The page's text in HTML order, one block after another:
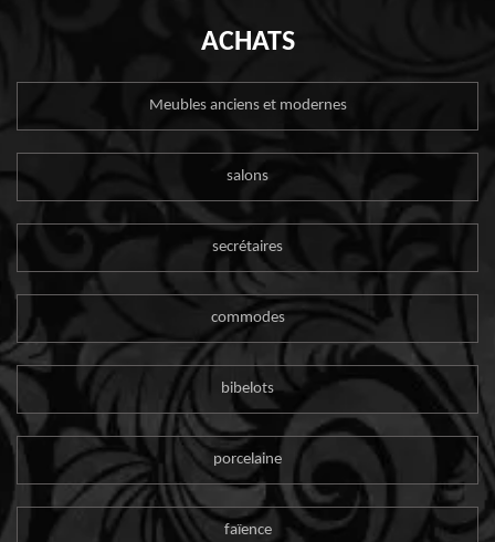
ACHATS
Meubles anciens et modernes
salons
secrétaires
commodes
bibelots
porcelaine
faïence